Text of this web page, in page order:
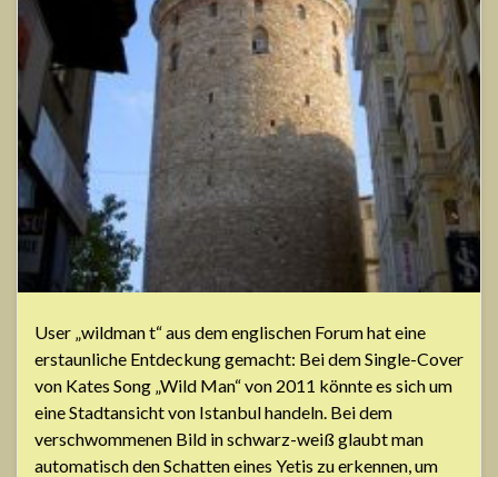
User „wildman t“ aus dem englischen Forum hat eine
erstaunliche Entdeckung gemacht: Bei dem Single-Cover
von Kates Song „Wild Man“ von 2011 könnte es sich um
eine Stadtansicht von Istanbul handeln. Bei dem
verschwommenen Bild in schwarz-weiß glaubt man
automatisch den Schatten eines Yetis zu erkennen, um